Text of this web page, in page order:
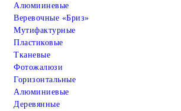
Алюмииневые
Веревочные «Бриз»
Мутифактурные
Пластиковые
Тканевые
Фотожалюзи
Горизонтальные
Алюминиевые
Деревянные